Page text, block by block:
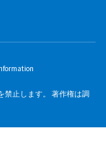
禁止します。 著作権は調